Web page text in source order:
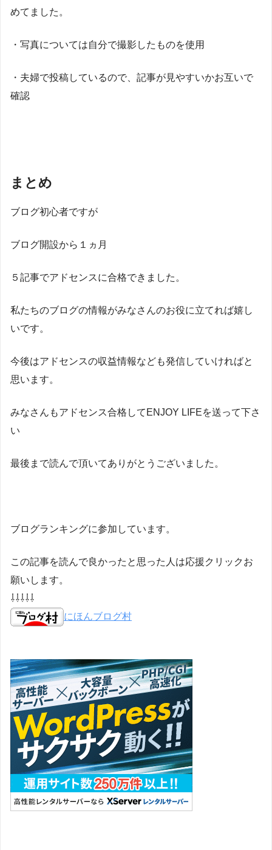
めてました。
・写真については自分で撮影したものを使用
・夫婦で投稿しているので、記事が見やすいかお互いで
確認
まとめ
ブログ初心者ですが
ブログ開設から１ヵ月
５記事でアドセンスに合格できました。
私たちのブログの情報がみなさんのお役に立てれば嬉し
いです。
今後はアドセンスの収益情報なども発信していければと
思います。
みなさんもアドセンス合格してENJOY LIFEを送って下さ
い
最後まで読んで頂いてありがとうございました。
ブログランキングに参加しています。
この記事を読んで良かったと思った人は応援クリックお
願いします。
⇩⇩⇩⇩⇩
にほんブログ村